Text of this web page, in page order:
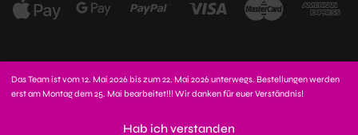
stornieren?
In den Warenkorb
Das Team ist vom 12. Mai 2026 bis zum 22. Mai 2026 unterwegs. Bestellungen werden
erst am Montag dem 25. Mai bearbeitet!!! Wir danken für euer Verständnis!
Hab ich verstanden